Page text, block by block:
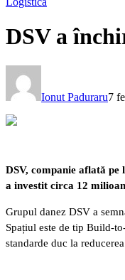
DSV a
Ionut Paduraru7
DSV, companie aflată
a investit circa 12
Grupul danez DSV a
Spațiul este de tip Build-
standarde duc la